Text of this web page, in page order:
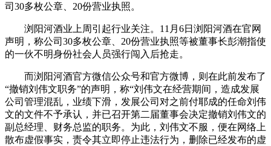
司30多枚公章、20份营业执照。
浏阳河酒业上周引起行业关注。11月6日浏阳河酒在官网
声明，称公司30多枚公章、20份营业执照等被董事长彭潮指使
的一伙不明身份社会人员强行闯入后抢走。
而浏阳河酒官方微信公众号和官方微博，则在此前发布了
“撤销刘伟文职务”的声明，称“刘伟文在经营期间，造成发展
公司管理混乱，业绩下滑，发展公司对之前付耶成的任命刘伟
文的文件不予承认，并已召开第二届董事会决定撤销刘伟文的
副总经理、财务总监的职务。为此，刘伟文不服，便在网络上
散布虚假事实，责令其立即停止违法行为，删除已经发布的虚